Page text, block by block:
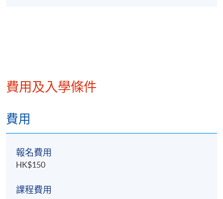
- 授權書管理
VI.應收帳款管理方法與實施
費用及入學條件
費用
報名費用
HK$150
課程費用